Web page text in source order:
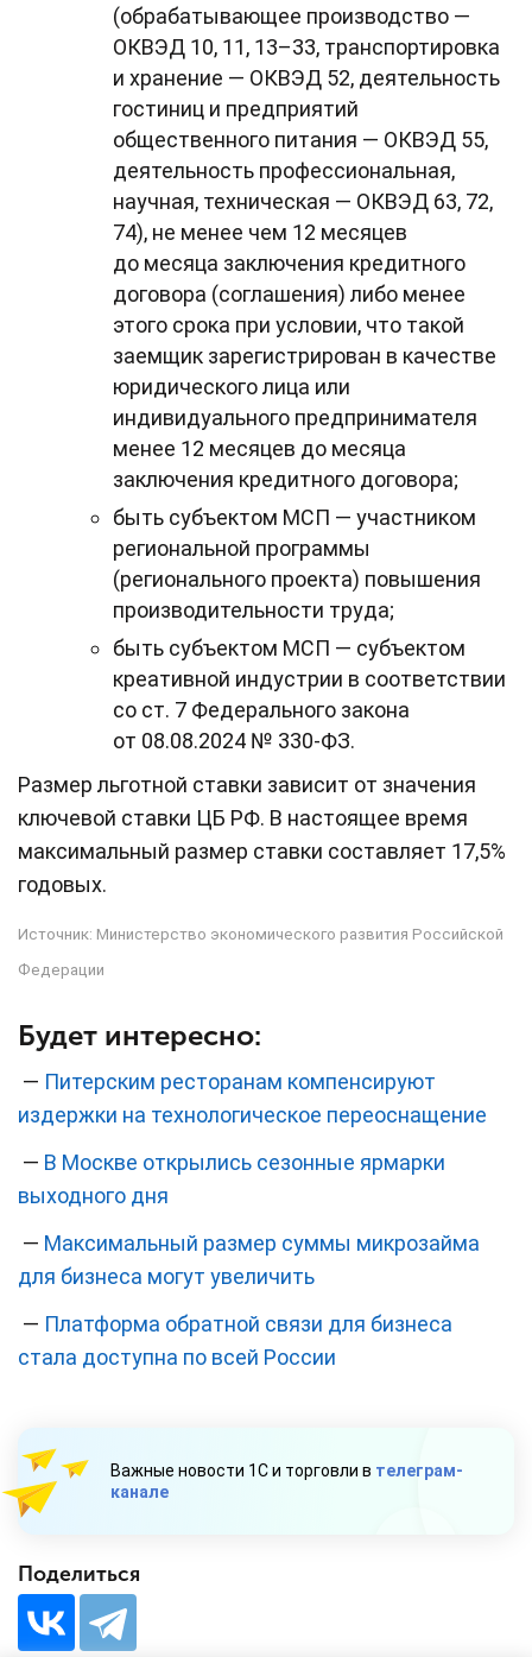
(обрабатывающее производство —
ОКВЭД 10, 11, 13–33, транспортировка
и хранение — ОКВЭД 52, деятельность
гостиниц и предприятий
общественного питания — ОКВЭД 55,
деятельность профессиональная,
научная, техническая — ОКВЭД 63, 72,
74), не менее чем 12 месяцев
до месяца заключения кредитного
договора (соглашения) либо менее
этого срока при условии, что такой
заемщик зарегистрирован в качестве
юридического лица или
индивидуального предпринимателя
менее 12 месяцев до месяца
заключения кредитного договора;
быть субъектом МСП — участником
региональной программы
(регионального проекта) повышения
производительности труда;
быть субъектом МСП — субъектом
креативной индустрии в соответствии
со ст. 7 Федерального закона
от 08.08.2024 № 330-ФЗ.
Размер льготной ставки зависит от значения
ключевой ставки ЦБ РФ. В настоящее время
максимальный размер ставки составляет 17,5%
годовых.
Источник: Министерство экономического развития Российской
Федерации
Будет интересно:
— Питерским ресторанам компенсируют
издержки на технологическое переоснащение
— В Москве открылись сезонные ярмарки
выходного дня
— Максимальный размер суммы микрозайма
для бизнеса могут увеличить
— Платформа обратной связи для бизнеса
стала доступна по всей России
Важные новости 1С и торговли в телеграм-
канале
Поделиться